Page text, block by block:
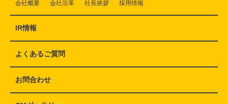
会社概要 会社沿革 社長挨拶 採用情報
IR情報
よくあるご質問
お問合わせ